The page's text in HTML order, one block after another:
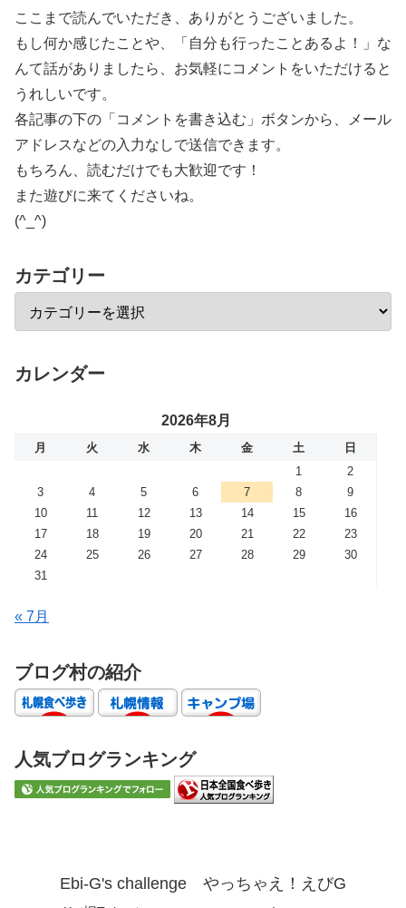
ここまで読んでいただき、ありがとうございました。
もし何か感じたことや、「自分も行ったことあるよ！」な
んて話がありましたら、お気軽にコメントをいただけると
うれしいです。
各記事の下の「コメントを書き込む」ボタンから、メール
アドレスなどの入力なしで送信できます。
もちろん、読むだけでも大歓迎です！
また遊びに来てくださいね。
(^_^)
カテゴリー
カレンダー
2026年8月
月 火 水 木 金 土
日
1
2
3
4 5 6 7 8
9
10
11 12 13 14 15
16
17
18 19 20 21 22
23
24
25 26 27 28 29
30
31
« 7月
ブログ村の紹介
人気ブログランキング
Ebi-G's challenge やっちゃえ！えびG